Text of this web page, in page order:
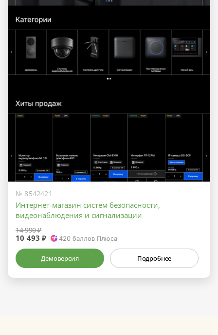
№ 8542421
Интернет-магазин систем безопасности,
видеонаблюдения и сигнализации
14 990 ₽
10 493 ₽ 420баллов Плюса
Демоверсия Подробнее